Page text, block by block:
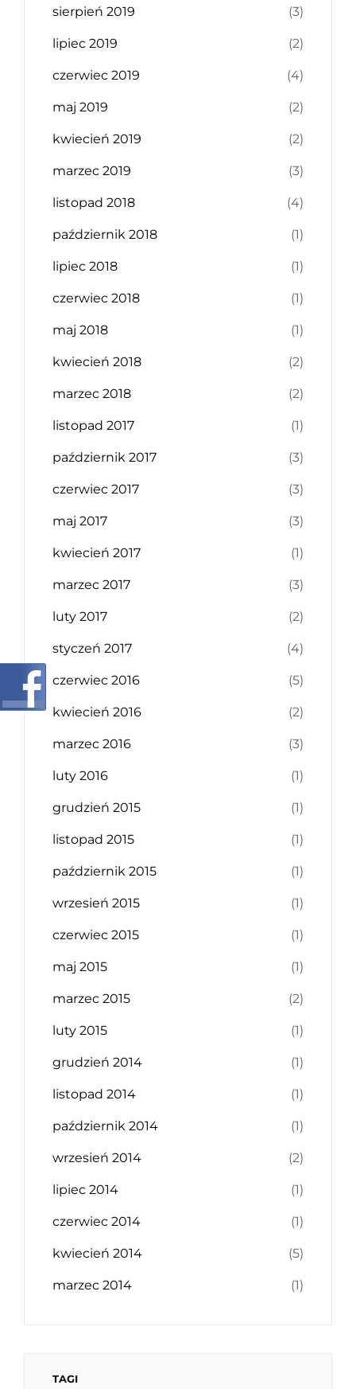
sierpień 2019 (3)
lipiec 2019 (2)
czerwiec 2019 (4)
maj 2019 (2)
kwiecień 2019 (2)
marzec 2019 (3)
listopad 2018 (4)
październik 2018 (1)
lipiec 2018 (1)
czerwiec 2018 (1)
maj 2018 (1)
kwiecień 2018 (2)
marzec 2018 (2)
listopad 2017 (1)
październik 2017 (3)
czerwiec 2017 (3)
maj 2017 (3)
kwiecień 2017 (1)
marzec 2017 (3)
luty 2017 (2)
styczeń 2017 (4)
czerwiec 2016 (5)
kwiecień 2016 (2)
marzec 2016 (3)
luty 2016 (1)
grudzień 2015 (1)
listopad 2015 (1)
październik 2015 (1)
wrzesień 2015 (1)
czerwiec 2015 (1)
maj 2015 (1)
marzec 2015 (2)
luty 2015 (1)
grudzień 2014 (1)
listopad 2014 (1)
październik 2014 (1)
wrzesień 2014 (2)
lipiec 2014 (1)
czerwiec 2014 (1)
kwiecień 2014 (5)
marzec 2014 (1)
TAGI